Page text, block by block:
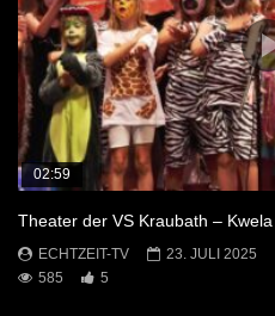
02:59
Theater der VS Kraubath –
ECHTZEIT-TV
23. JULI 2025
585
5